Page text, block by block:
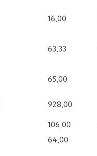
16,00
63,33
65,00
928,00
106,00
64,00